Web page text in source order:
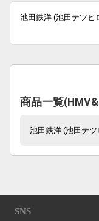
池田鉄洋 (池田テツヒ
商品一覧
池田鉄洋 (池田テツ
SNS